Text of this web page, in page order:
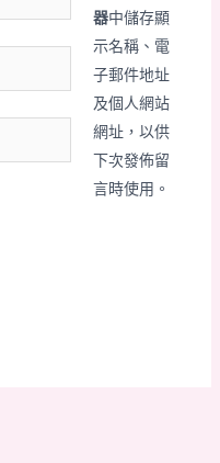
器中儲存顯
示名稱、電
子郵件地址
及個人網站
網址，以供
下次發佈留
言時使用。